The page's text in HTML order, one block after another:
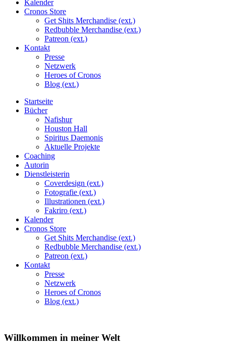
Kalender
Cronos Store
Get Shits Merchandise (ext.)
Redbubble Merchandise (ext.)
Patreon (ext.)
Kontakt
Presse
Netzwerk
Heroes of Cronos
Blog (ext.)
Startseite
Bücher
Nafishur
Houston Hall
Spiritus Daemonis
Aktuelle Projekte
Coaching
Autorin
Dienstleisterin
Coverdesign (ext.)
Fotografie (ext.)
Illustrationen (ext.)
Fakriro (ext.)
Kalender
Cronos Store
Get Shits Merchandise (ext.)
Redbubble Merchandise (ext.)
Patreon (ext.)
Kontakt
Presse
Netzwerk
Heroes of Cronos
Blog (ext.)
Willkommen in meiner Welt